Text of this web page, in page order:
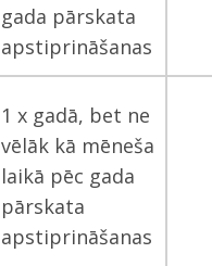
gada pārskata
apstiprināšanas
1 x gadā, bet ne
vēlāk kā mēneša
laikā pēc gada
pārskata
apstiprināšanas